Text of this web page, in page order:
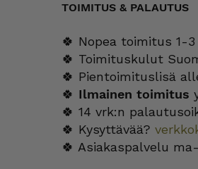
TOIMITUS & PALAUTUS
🍀 Nopea toimitus 1-3
🍀 Toimituskulut
🍀 Pientoimituslisä
🍀 Ilmainen toimitus
🍀 14 vrk:n
🍀 Kysyttävää?
🍀 Asiakaspalvelu